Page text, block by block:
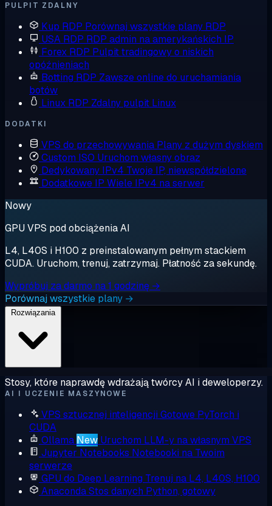
PULPIT ZDALNY
Kup RDP Porównaj wszystkie plany RDP
USA RDP RDP admin na amerykańskich IP
Forex RDP Pulpit tradingowy o niskich
opóźnieniach
Botting RDP Zawsze online do uruchamiania
botów
Linux RDP Zdalny pulpit Linux
DODATKI
VPS do przechowywania Plany z dużym dyskiem
Custom ISO Uruchom własny obraz
Dedykowany IPv4 Twoje IP, niewspółdzielone
Dodatkowe IP Wiele IPv4 na serwer
Nowy
GPU VPS pod obciążenia AI
L4, L40S i H100 z preinstalowanym pełnym stackiem
CUDA. Uruchom, trenuj, zatrzymaj. Płatność za sekundę.
Wypróbuj za darmo na 1 godzinę →
Porównaj wszystkie plany →
Rozwiązania
Stosy, które naprawdę wdrażają twórcy AI i deweloperzy.
AI I UCZENIE MASZYNOWE
VPS sztucznej inteligencji Gotowe PyTorch i
CUDA
Ollama New Uruchom LLM-y na własnym VPS
Jupyter Notebooks Notebooki na Twoim
serwerze
GPU do Deep Learning Trenuj na L4, L40S, H100
AnacondaStos danych Python, gotowy